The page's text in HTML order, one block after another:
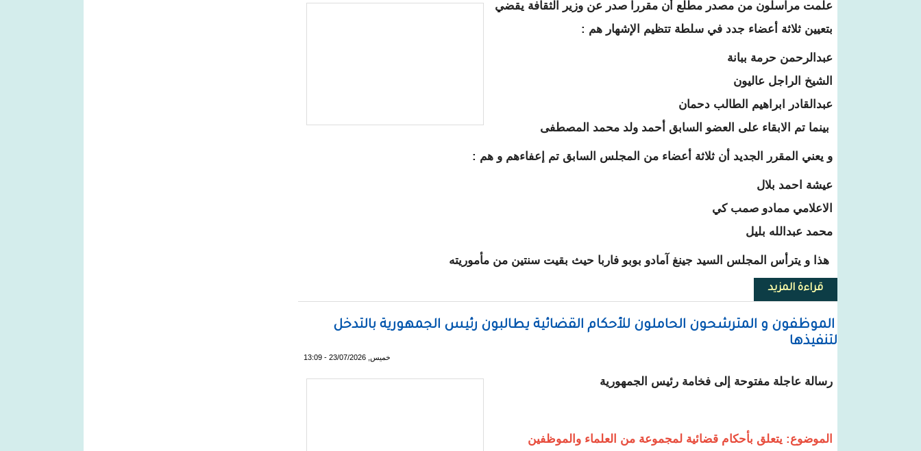
علمت مراسلون من مصدر مطلع أن مقررا صدر عن وزير الثقافة يقضي
بتعيين ثلاثة أعضاء جدد في سلطة تتظيم الإشهار هم :
عبدالرحمن حرمة ببانة
الشيخ الراجل عاليون
عبدالقادر ابراهيم الطالب دحمان
بينما تم الابقاء على العضو السابق أحمد ولد محمد المصطفى
و يعني المقرر الجديد أن ثلاثة أعضاء من المجلس السابق تم إعفاءهم و هم :
عيشة احمد بلال
الاعلامي ممادو صمب كي
محمد عبدالله بليل
هذا و يترأس المجلس السيد جينغ آمادو بوبو فاربا حيث بقيت سنتين من مأموريته
قراءة المزيدحول تعيين أعضاء جدد في مجلس سلطة تنظيم الإشهار
الموظفون و المترشحون الحاملون للأحكام القضائية يطالبون رئيس الجمهورية بالتدخل
لتنفيذها
خميس, 23/07/2026 - 13:09
رسالة عاجلة مفتوحة إلى فخامة رئيس الجمهورية
الموضوع: يتعلق بأحكام قضائية لمجموعة من العلماء والموظفين